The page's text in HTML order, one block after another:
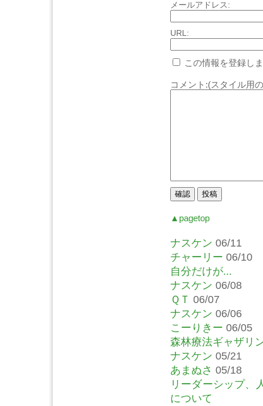
メールアドレス:
URL:
この情報を登録し
コメント:(スタイル用
▲pagetop
ナスケン 06/11
チャーリー 06/10
自分だけが...
ナスケン 06/08
ＱＴ 06/07
ナスケン 06/06
こーりきー 06/05
森林療法ギャザリ
ナスケン 05/21
あまぬさ 05/18
リーダーシップ、
について